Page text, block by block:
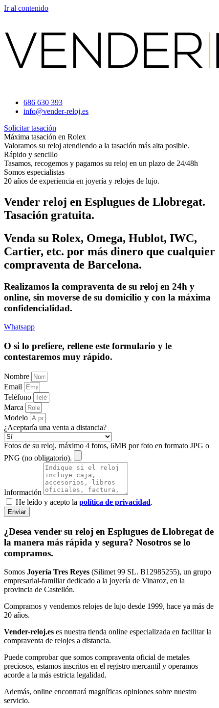
Ir al contenido
686 630 393
info@vender-reloj.es
Solicitar tasación
Máxima tasación en Rolex
Valoramos su reloj atendiendo a la tasación más alta posible.
Rápido y sencillo
Tasamos, recogemos y pagamos su reloj en un plazo de 24/48h
Somos especialistas
20 años de experiencia en joyería y relojes de lujo.
Vender reloj en Esplugues de Llobregat.
Tasación gratuita.
Venda su Rolex, Omega, Hublot, IWC,
Cartier, etc. por más dinero que cualquier
compraventa de Barcelona.
Realizamos la compraventa de su reloj en 24h y
online, sin moverse de su domicilio y con la máxima
confidencialidad.
Whatsapp
O si lo prefiere, rellene este formulario y le
contestaremos muy rápido.
Nombre
Email
Teléfono
Marca
Modelo
¿Aceptaría una venta a distancia?
Fotos de su reloj, máximo 4 fotos, 6MB por foto en formato JPG o
PNG (no obligatorio).
Información
He leído y acepto la política de privacidad.
Enviar
¿Desea vender su reloj en Esplugues de Llobregat de
la manera más rápida y segura? Nosotros se lo
compramos.
Somos Joyería Tres Reyes (Silimet 99 SL. B12985255), un grupo
empresarial-familiar dedicado a la joyería de Vinaroz, en la
provincia de Castellón.
Compramos y vendemos relojes de lujo desde 1999, hace ya más de
20 años.
Vender-reloj.es es nuestra tienda online especializada en facilitar la
compraventa de relojes a distancia.
Puede comprobar que somos compraventa oficial de metales
preciosos, estamos inscritos en el registro mercantil y operamos
acorde a la más estricta legalidad.
Además, online encontrará magníficas opiniones sobre nuestro
servicio.